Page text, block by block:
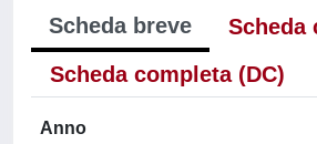
Scheda breve
Scheda
Scheda completa (DC)
Anno